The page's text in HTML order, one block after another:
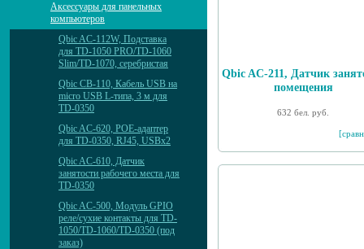
Аксессуары для панельных
компьютеров
Qbic AC-112W, Подставка
для TD-1050 PRO/TD-1060
Slim/TD-1070, серебристая
Qbic CB-110, Кабель USB на
micro USB L-типа, 3 м для
TD-0350
Qbic AC-620, POE-адаптер
для TD-0350, RJ45, USBx2
Qbic AC-610, Датчик
занятости рабочего места для
TD-0350
Qbic AC-500, Модуль GPIO
реле/сухие контакты для TD-
1050/TD-1060/TD-0350 (под
заказ)
Qbic AC-211, Датчик
помещения
632 бел. руб.